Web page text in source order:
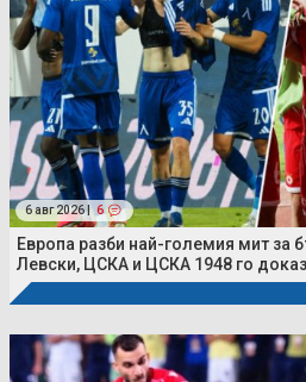
6 авг 2026 | 6
Европа разби най-големия мит за
Левски, ЦСКА и ЦСКА 1948 го